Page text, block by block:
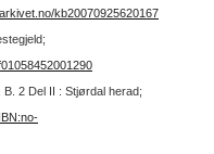
kb20070925620167
2 Del II : Stjørdal herad;